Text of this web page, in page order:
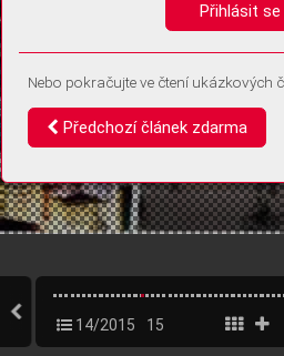
14/2015 15
Přihlásit se
Nebo pokračujte ve čtení ukázkových
Předchozí článek zdarma